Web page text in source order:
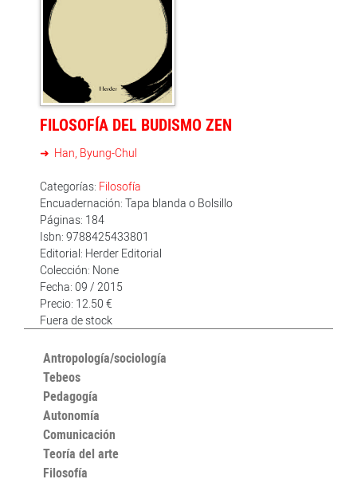
FILOSOFÍA DEL BUDISMO ZEN
Han, Byung-Chul
Categorías: Filosofía
Encuadernación: Tapa blanda o Bolsillo
Páginas: 184
Isbn: 9788425433801
Editorial: Herder Editorial
Colección: None
Fecha: 09 / 2015
Precio: 12.50 €
Fuera de stock
Antropología/sociología
Tebeos
Pedagogía
Autonomía
Comunicación
Teoría del arte
Filosofía